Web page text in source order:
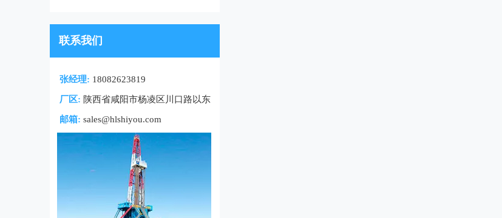
联系我们
张经理: 18082623819
厂区: 陕西省咸阳市杨凌区川口路以东
邮箱: sales@hlshiyou.com